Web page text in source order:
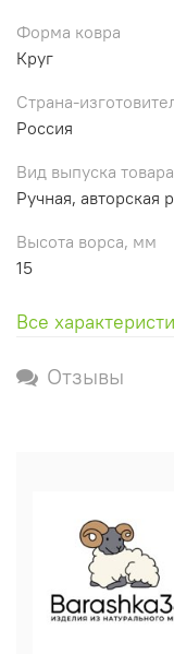
Форма ковра
Круг
Страна-
Россия
Вид выпуска товара
Ручная, авторская
Высота ворса, мм
15
Все
Отзывы